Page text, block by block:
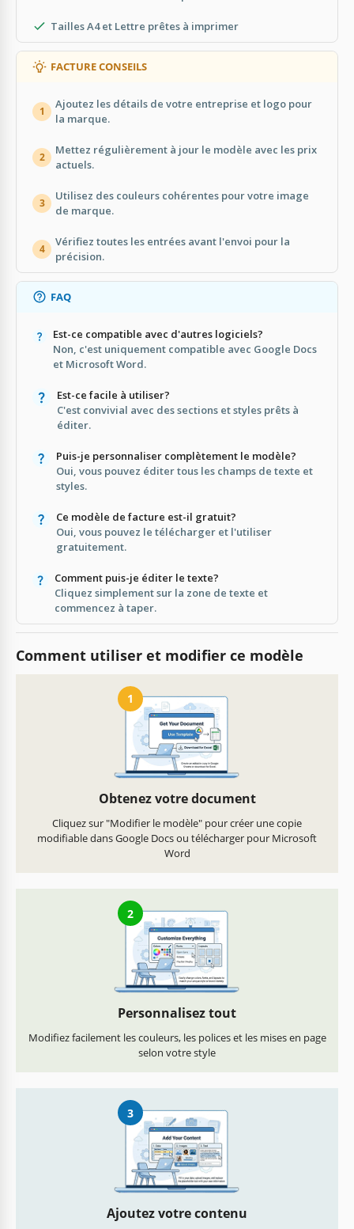
Tailles A4 et Lettre prêtes à imprimer
FACTURE CONSEILS
1
Ajoutez les détails de votre entreprise et logo pour
la marque.
2
Mettez régulièrement à jour le modèle avec les prix
actuels.
3
Utilisez des couleurs cohérentes pour votre image
de marque.
4
Vérifiez toutes les entrées avant l'envoi pour la
précision.
FAQ
Est-ce compatible avec d'autres logiciels?
Non, c'est uniquement compatible avec Google Docs
et Microsoft Word.
Est-ce facile à utiliser?
C'est convivial avec des sections et styles prêts à
éditer.
Puis-je personnaliser complètement le modèle?
Oui, vous pouvez éditer tous les champs de texte et
styles.
Ce modèle de facture est-il gratuit?
Oui, vous pouvez le télécharger et l'utiliser
gratuitement.
Comment puis-je éditer le texte?
Cliquez simplement sur la zone de texte et
commencez à taper.
Comment utiliser et modifier ce modèle
1
Obtenez votre document
Cliquez sur "Modifier le modèle" pour créer une copie
modifiable dans Google Docs ou télécharger pour Microsoft
Word
2
Personnalisez tout
Modifiez facilement les couleurs, les polices et les mises en page
selon votre style
3
Ajoutez votre contenu